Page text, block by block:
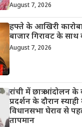
August 7, 2026
हफ्ते के आखिरी
बाजार गिरावट के साथ
August 7, 2026
रांची में छात्र आंदोलन
प्रदर्शन के दौरान
विधानसभा घेराव से
तापमान